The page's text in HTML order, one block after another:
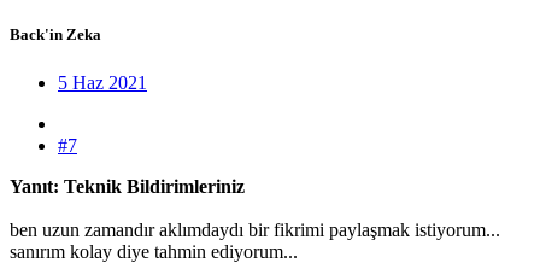
Back'in Zeka
5 Haz 2021
#7
Yanıt: Teknik Bildirimleriniz
ben uzun zamandır aklımdaydı bir fikrimi paylaşmak istiyorum...
sanırım kolay diye tahmin ediyorum...